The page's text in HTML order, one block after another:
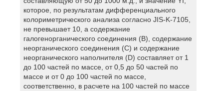
которое, по результатам дифференциального
колориметрического анализа согласно JIS-K-7105,
не превышает 10, а содержание
галогенорганического соединения (В), содержание
неорганического соединения (С) и содержание
неорганического наполнителя (D) составляет от 1
до 100 частей по массе, от 0,5 до 50 частей по
массе и от 0 до 100 частей по массе,
соответственно, в расчете на 100 частей по массе